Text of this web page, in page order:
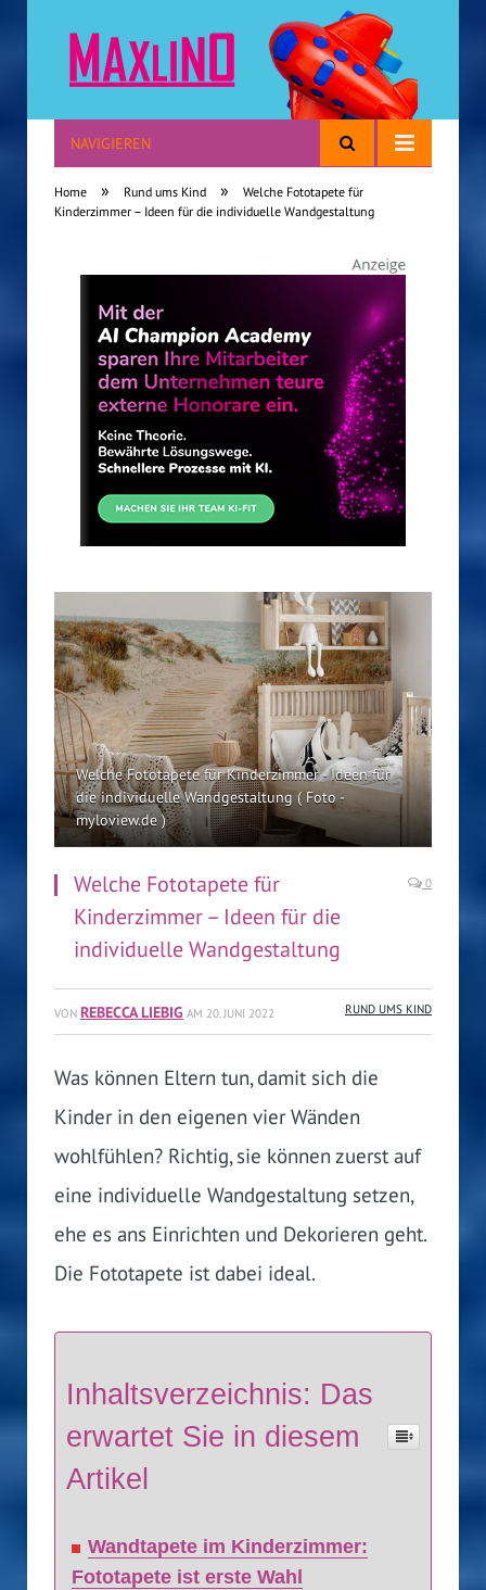
Reisen mit Kindern
NAVIGIEREN
Home » Rund ums Kind »
Welche Fototapete für
Kinderzimmer – Ideen für die individuelle Wandgestaltung
Welche Fototapete für Kinderzimmer - Ideen für
die individuelle Wandgestaltung ( Foto -
myloview.de )
Welche Fototapete für
Kinderzimmer – Ideen für die
individuelle Wandgestaltung
0
VON REBECCA LIEBIG AM 20. JUNI 2022 RUND UMS KIND
Was können Eltern tun, damit sich die
Kinder in den eigenen vier Wänden
wohlfühlen? Richtig, sie können zuerst auf
eine individuelle Wandgestaltung setzen,
ehe es ans Einrichten und Dekorieren geht.
Die Fototapete ist dabei ideal.
Inhaltsverzeichnis: Das
erwartet Sie in diesem
Artikel
Wandtapete im Kinderzimmer:
Fototapete ist erste Wahl